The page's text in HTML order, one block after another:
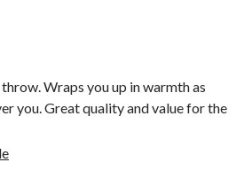
Wraps you up in warmth as
you. Great quality and value for the